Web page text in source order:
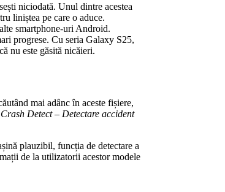
niciodată. Unul dintre acestea
liniștea pe care o aduce.
smartphone-uri Android.
progrese. Cu seria Galaxy S25,
nu este găsită nicăieri.
mai adânc în aceste fișiere,
Detect – Detectare accident
plauzibil, funcția de detectare a
de la utilizatorii acestor modele